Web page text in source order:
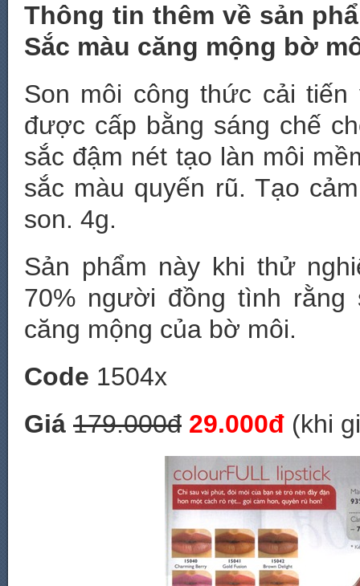
Thông tin thêm về sản
Sắc màu căng mộng bờ
Son môi công thức cải
được cấp bằng sáng chế
sắc đậm nét tạo làn môi
sắc màu quyến rũ. Tạo
son. 4g.
Sản phẩm này khi thử
70% người đồng tình
căng mộng của bờ môi.
Code 1504x
Giá 179.000đ 29.000đ (khi